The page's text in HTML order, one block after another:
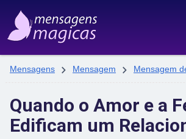
Mensagens  Mensagem  Mensagem
Quando o Amor e a
Edificam um